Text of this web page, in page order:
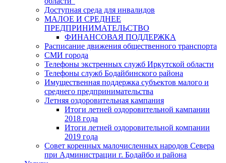
Доступная среда для инвалидов
МАЛОЕ И СРЕДНЕЕ
ПРЕДПРИНИМАТЕЛЬСТВО
ФИНАНСОВАЯ ПОДДЕРЖКА
Расписание движения общественного транспорта
СМИ города
Телефоны экстренных служб Иркутской области
Телефоны служб Бодайбинского района
Имущественная поддержка субъектов малого и
среднего предпринимательства
Летняя оздоровительная кампания
Итоги летней оздоровительной кампании
2018 года
Итоги летней оздоровительной компании
2019 года
Совет коренных малочисленных народов Севера
при Администрации г. Бодайбо и района